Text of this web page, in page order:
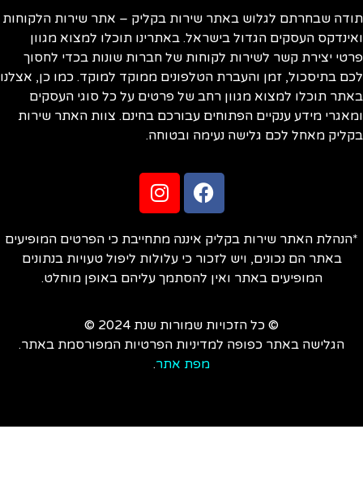
שבחרתם לגלוש באתר שירות בקליק – אתר שירות הלקוחות
העסקים הגדול בישראל. באתרינו תוכלו למצוא מגוון
יצירת קשר לשירות לקוחות של חברות שונות בכדי לחסוך
בתיסכול, זמן והעברת הטלפונים ממוקד למוקד. כמו כן, אצלנו
תוכלו למצוא מגוון רחב של פרטים על כל סוגי העסקים
מידע ענקיים הפתוחים עבורכם בחינם. צוות האתר שירות
מאחל לכם גלישה נעימה ובטוחה.
האתר שירות בקליק איננה מתחייבת כי הפרטים המופיעים
באתר הם נכונים, ויש לזכור כי עלולות ליפול טעויות בנתונים
המופיעים באתר ואין להסתמך עליהם באופן מוחלט.
© כל הזכויות שמורות שנת 2024 ©
הגלישה באתר כפופה למדיניות הפרטיות המפורסמת באתר.
מפת אתר.